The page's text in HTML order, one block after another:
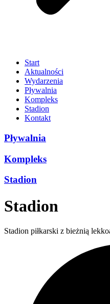
Start
Aktualności
Wydarzenia
Pływalnia
Kompleks
Stadion
Kontakt
Pływalnia
Kompleks
Stadion
Stadion
Stadion piłkarski z bieżnią